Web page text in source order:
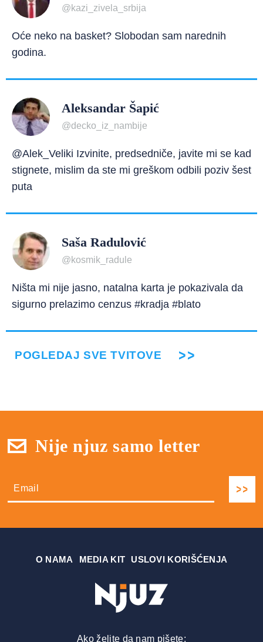
@kazi_zivela_srbija
Oće neko na basket? Slobodan sam narednih
godina.
Aleksandar Šapić
@decko_iz_nambije
@Alek_Veliki Izvinite, predsedniče, javite mi se kad
stignete, mislim da ste mi greškom odbili poziv šest
puta
Saša Radulović
@kosmik_radule
Ništa mi nije jasno, natalna karta je pokazivala da
sigurno prelazimo cenzus #kradja #blato
POGLEDAJ SVE TVITOVE
Nije njuz samo letter
О NAMA MEDIA KIT USLOVI KORIŠĆENJA
Ako želite da nam pišete: